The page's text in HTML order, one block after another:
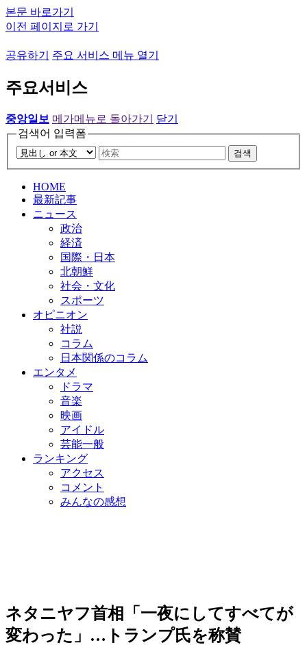
본문 바로가기
이전 페이지로 가기
공유하기 주요 서비스 메뉴 열기
주요서비스
중앙일보 메가메뉴로 돌아가기
닫기
검색어 입력폼
검색
HOME
最新記事
ニュース
政治
経済
国際・日本
北朝鮮
社会・文化
スポーツ
オピニオン
社説
コラム
日本関係のコラム
エンタメ
ドラマ
音楽
映画
アイドル
芸能一般
ランキング
アクセス
コメント
みんなの感想
ネタニヤフ首相「一夜にしてすべてが
変わった」…トランプ氏を称賛